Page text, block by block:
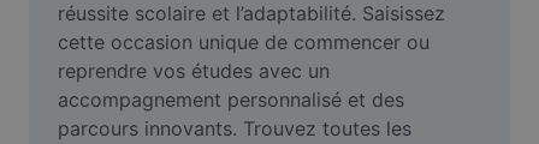
Éditeur de vidéos
Couper une vidéo
Ajouter des sous-titres à une vidéo
réussite scolaire et l’adaptabilité. Saisissez
cette occasion unique de commencer ou
reprendre vos études avec un
accompagnement personnalisé et des
parcours innovants. Trouvez toutes les